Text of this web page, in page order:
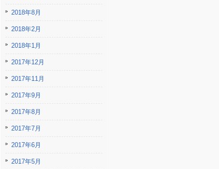
2018年8月
2018年2月
2018年1月
2017年12月
2017年11月
2017年9月
2017年8月
2017年7月
2017年6月
2017年5月